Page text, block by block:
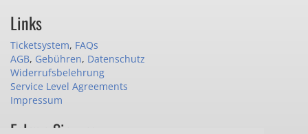
Links
Ticketsystem, FAQs
AGB, Gebühren, Datenschutz
Widerrufsbelehrung
Service Level Agreements
Impressum